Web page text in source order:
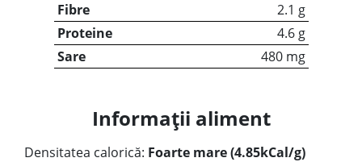
Fibre
2.1 g
Proteine
4.6 g
Sare
480 mg
Informații aliment
Densitatea calorică: Foarte mare (4.85kCal/g)